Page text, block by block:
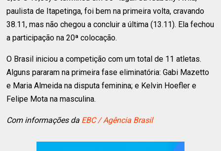
paulista de Itapetinga, foi bem na primeira volta, cravando
38.11, mas não chegou a concluir a última (13.11). Ela fechou
a participação na 20ª colocação.
O Brasil iniciou a competição com um total de 11 atletas.
Alguns pararam na primeira fase eliminatória: Gabi Mazetto
e Maria Almeida na disputa feminina; e Kelvin Hoefler e
Felipe Mota na masculina.
Com informações da EBC / Agência Brasil